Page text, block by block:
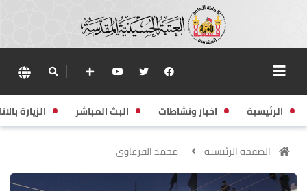
الرئيسية اخبار ونشاطات البث المباشر الزيارة
الصفحة الرئيسية محمد القرعاوي